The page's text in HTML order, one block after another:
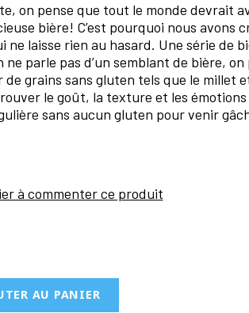
on pense que tout le monde devrait
bière! C’est pourquoi nous avons
ne laisse rien au hasard. Une série de
ne parle pas d’un semblant de bière,
grains sans gluten tels que le millet
le goût, la texture et les émotions
sans aucun gluten pour venir
à commenter ce produit